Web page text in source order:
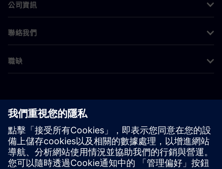
公司資訊
聯絡我們
職缺
©Siemens2026
公司資訊
隱私權聲明